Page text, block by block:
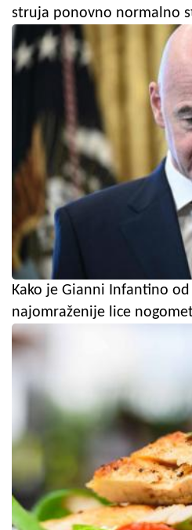
struja ponovno normalno
Kako je Gianni Infantino
najomraženije lice